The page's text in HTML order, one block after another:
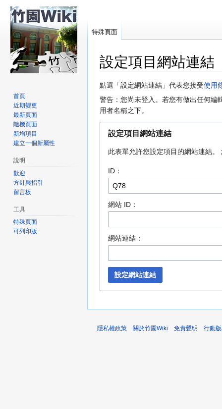
設定項目網站連結
跳
至
導
跳
至
搜
點選「設定網站連結」代表您接受使用
警告：您尚未登入。若您有做出任何編
用者名稱之下。
設定項目網站連結
此表單允許您設定項目的網站連結
ID：
網站 ID：
網站連結：
設定網站連結
特殊頁面
首頁
近期變更
最新頁面
隨機頁面
新增項目
建立一個新屬性
說明
歡迎
方針與指引
留言板
工具
特殊頁面
可列印版
隱私權政策 關於竹園Wiki 免責聲明 行動